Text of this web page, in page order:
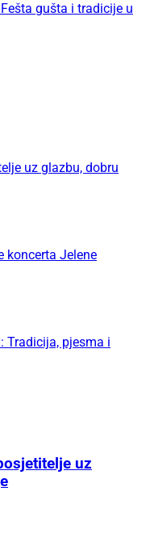
gušta i tradicije u
uz glazbu, dobru
koncerta Jelene
Tradicija, pjesma i
uz